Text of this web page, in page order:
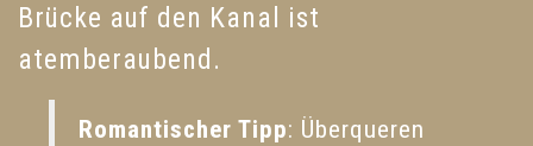
Brücke auf den Kanal ist
atemberaubend.
Romantischer Tipp: Überqueren